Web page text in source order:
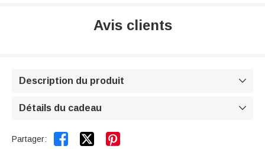
Avis clients
Description du produit 
Détails du cadeau 
Partager:  